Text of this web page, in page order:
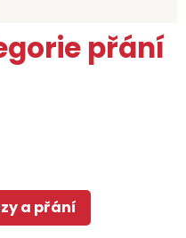
přání
a přání